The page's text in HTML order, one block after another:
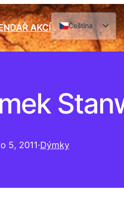
AKCÍ
Čeština
English
5, 2011·Dýmky